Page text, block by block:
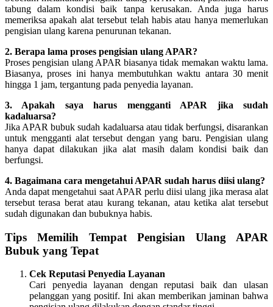
tabung dalam kondisi baik tanpa kerusakan. Anda juga harus
memeriksa apakah alat tersebut telah habis atau hanya memerlukan
pengisian ulang karena penurunan tekanan.
2. Berapa lama proses pengisian ulang APAR?
Proses pengisian ulang APAR biasanya tidak memakan waktu lama.
Biasanya, proses ini hanya membutuhkan waktu antara 30 menit
hingga 1 jam, tergantung pada penyedia layanan.
3. Apakah saya harus mengganti APAR jika sudah
kadaluarsa?
Jika APAR bubuk sudah kadaluarsa atau tidak berfungsi, disarankan
untuk mengganti alat tersebut dengan yang baru. Pengisian ulang
hanya dapat dilakukan jika alat masih dalam kondisi baik dan
berfungsi.
4. Bagaimana cara mengetahui APAR sudah harus diisi ulang?
Anda dapat mengetahui saat APAR perlu diisi ulang jika merasa alat
tersebut terasa berat atau kurang tekanan, atau ketika alat tersebut
sudah digunakan dan bubuknya habis.
Tips Memilih Tempat Pengisian Ulang APAR
Bubuk yang Tepat
Cek Reputasi Penyedia Layanan
Cari penyedia layanan dengan reputasi baik dan ulasan
pelanggan yang positif. Ini akan memberikan jaminan bahwa